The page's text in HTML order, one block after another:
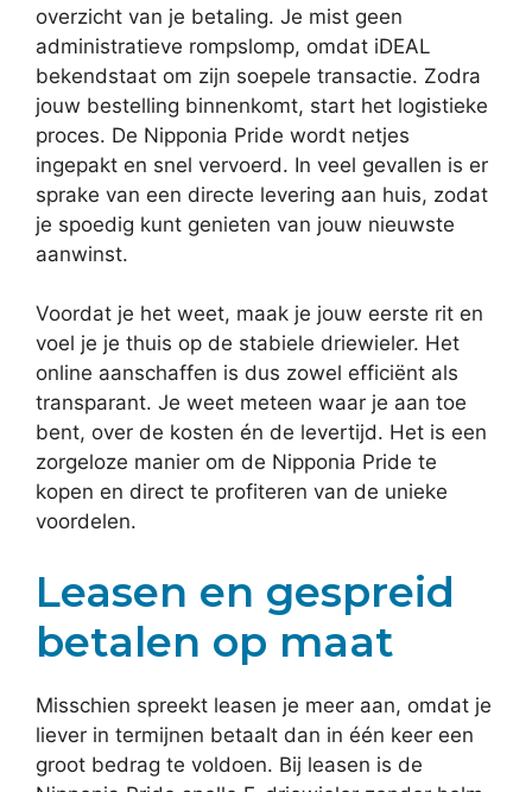
overzicht van je betaling. Je mist geen
administratieve rompslomp, omdat iDEAL
bekendstaat om zijn soepele transactie. Zodra
jouw bestelling binnenkomt, start het logistieke
proces. De Nipponia Pride wordt netjes
ingepakt en snel vervoerd. In veel gevallen is er
sprake van een directe levering aan huis, zodat
je spoedig kunt genieten van jouw nieuwste
aanwinst.
Voordat je het weet, maak je jouw eerste rit en
voel je je thuis op de stabiele driewieler. Het
online aanschaffen is dus zowel efficiënt als
transparant. Je weet meteen waar je aan toe
bent, over de kosten én de levertijd. Het is een
zorgeloze manier om de Nipponia Pride te
kopen en direct te profiteren van de unieke
voordelen.
Leasen en gespreid
betalen op maat
Misschien spreekt leasen je meer aan, omdat je
liever in termijnen betaalt dan in één keer een
groot bedrag te voldoen. Bij leasen is de